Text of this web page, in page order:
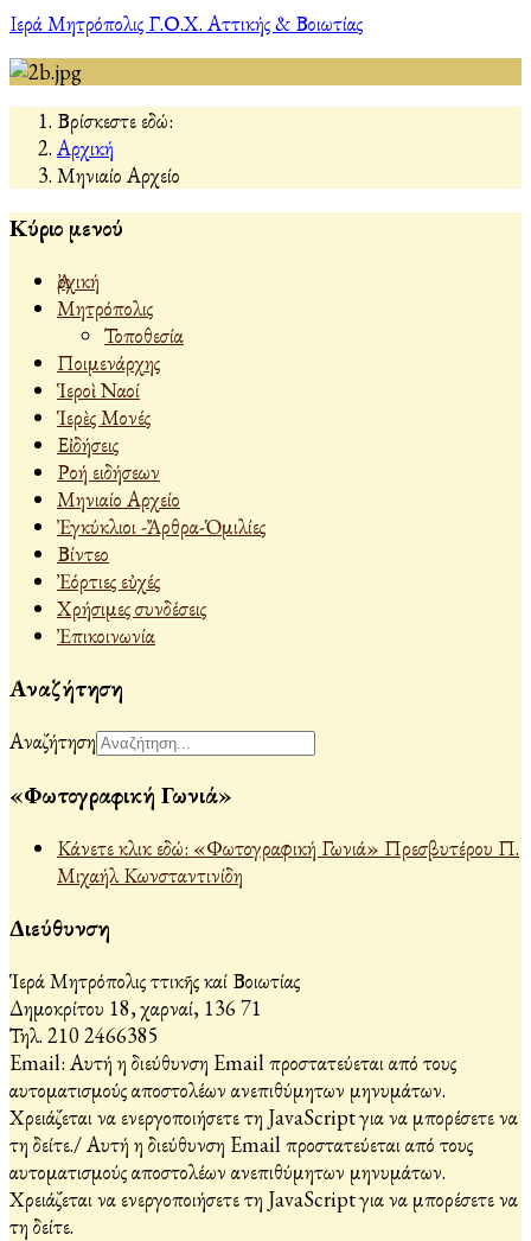
Ιερά Μητρόπολις Γ.Ο.Χ. Αττικής & Βοιωτίας
Βρίσκεστε εδώ:
Αρχική
Μηνιαίο Αρχείο
Κύριο μενού
Ἀρχική
Μητρόπολις
Τοποθεσία
Ποιμενάρχης
Ἱεροὶ Ναοί
Ἱερὲς Μονές
Εἰδήσεις
Ροή ειδήσεων
Μηνιαίο Αρχείο
Ἐγκύκλιοι -Ἄρθρα-Ὁμιλίες
Βίντεο
Ἐόρτιες εὐχές
Χρήσιμες συνδέσεις
Ἐπικοινωνία
Αναζήτηση
Αναζήτηση
«Φωτογραφική Γωνιά»
Κάνετε κλικ εδώ: «Φωτογραφική Γωνιά» Πρεσβυτέρου Π.
Μιχαήλ Κωνσταντινίδη
Διεύθυνση
Ἱερά Μητρόπολις Ἀττικῆς καί Βοιωτίας
Δημοκρίτου 18, Ἀχαρναί, 136 71
Τηλ. 210 2466385
Email: Αυτή η διεύθυνση Email προστατεύεται από τους
αυτοματισμούς αποστολέων ανεπιθύμητων μηνυμάτων.
Χρειάζεται να ενεργοποιήσετε τη JavaScript για να μπορέσετε να
τη δείτε./Αυτή η διεύθυνση Email προστατεύεται από τους
αυτοματισμούς αποστολέων ανεπιθύμητων μηνυμάτων.
Χρειάζεται να ενεργοποιήσετε τη JavaScript για να μπορέσετε να
τη δείτε.